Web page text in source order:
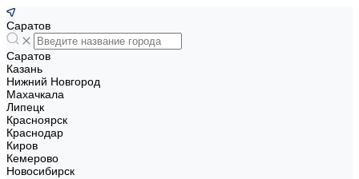
Саратов
Саратов
Казань
Нижний Новгород
Махачкала
Липецк
Красноярск
Краснодар
Киров
Кемерово
Новосибирск